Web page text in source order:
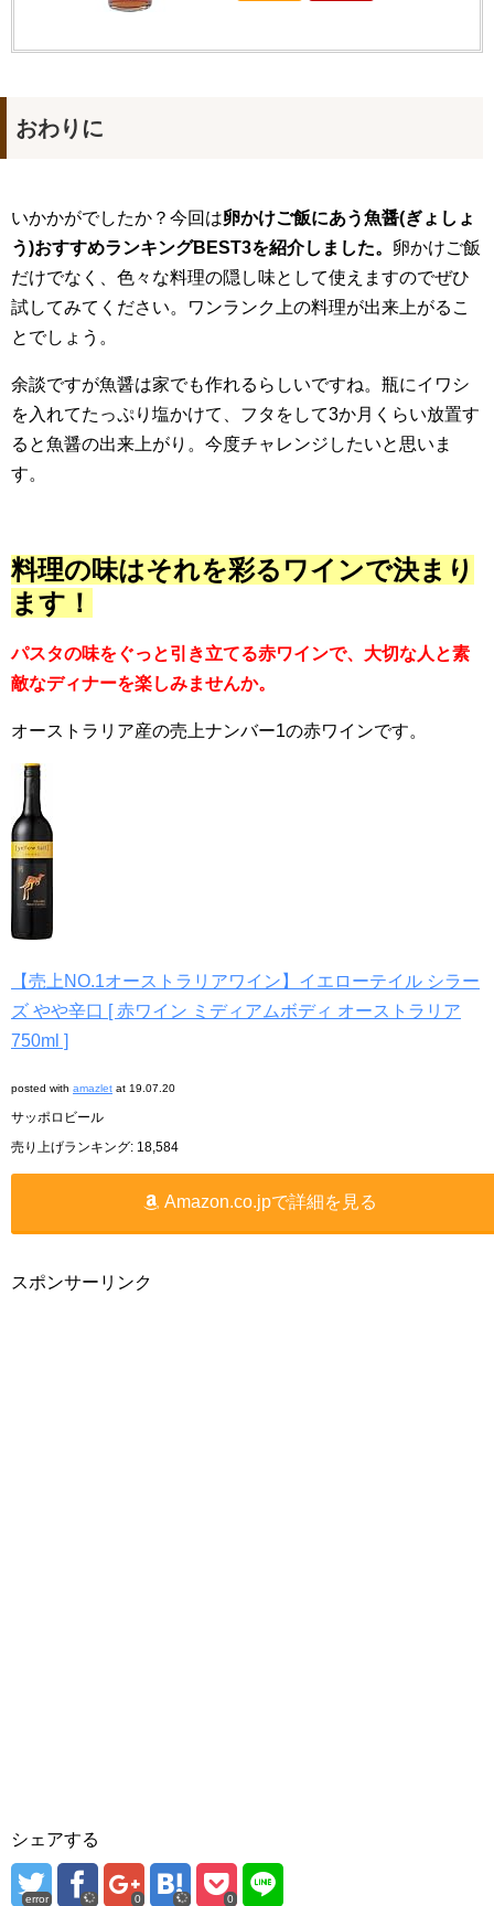
おわりに
いかかがでしたか？今回は卵かけご飯にあう魚醤(ぎょしょ
う)おすすめランキングBEST3を紹介しました。 卵かけご飯
だけでなく、色々な料理の隠し味として使えますのでぜひ
試してみてください。ワンランク上の料理が出来上がるこ
とでしょう。
余談ですが魚醤は家でも作れるらしいですね。瓶にイワシ
を入れてたっぷり塩かけて、フタをして3か月くらい放置す
ると魚醤の出来上がり。今度チャレンジしたいと思いま
す。
料理の味はそれを彩るワインで決まり
ます！
パスタの味をぐっと引き立てる赤ワインで、大切な人と素
敵なディナーを楽しみませんか。
オーストラリア産の売上ナンバー1の赤ワインです。
【売上NO.1オーストラリアワイン】イエローテイル シラー
ズ やや辛口 [ 赤ワイン ミディアムボディ オーストラリア
750ml ]
posted with amazlet at 19.07.20
サッポロビール
売り上げランキング: 18,584
Amazon.co.jpで詳細を見る
スポンサーリンク
シェアする
error 0 0